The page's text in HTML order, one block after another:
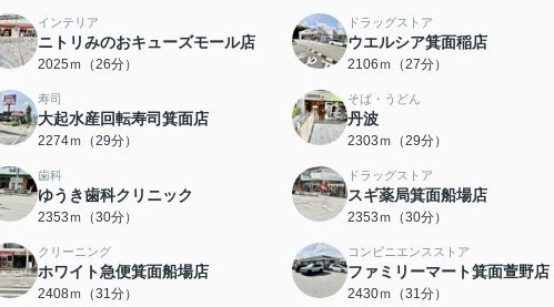
インテリア
ニトリみのおキューズモール店
2025ｍ（26分）
ドラッグストア
ウエルシア箕面稲店
2106ｍ（27分）
寿司
大起水産回転寿司箕面店
2274ｍ（29分）
そば・うどん
丹波
2303ｍ（29分）
歯科
ゆうき歯科クリニック
2353ｍ（30分）
ドラッグストア
スギ薬局箕面船場店
2353ｍ（30分）
クリーニング
ホワイト急便箕面船場店
2408ｍ（31分）
コンビニエンスストア
ファミリーマート箕面萱野店
2430ｍ（31分）